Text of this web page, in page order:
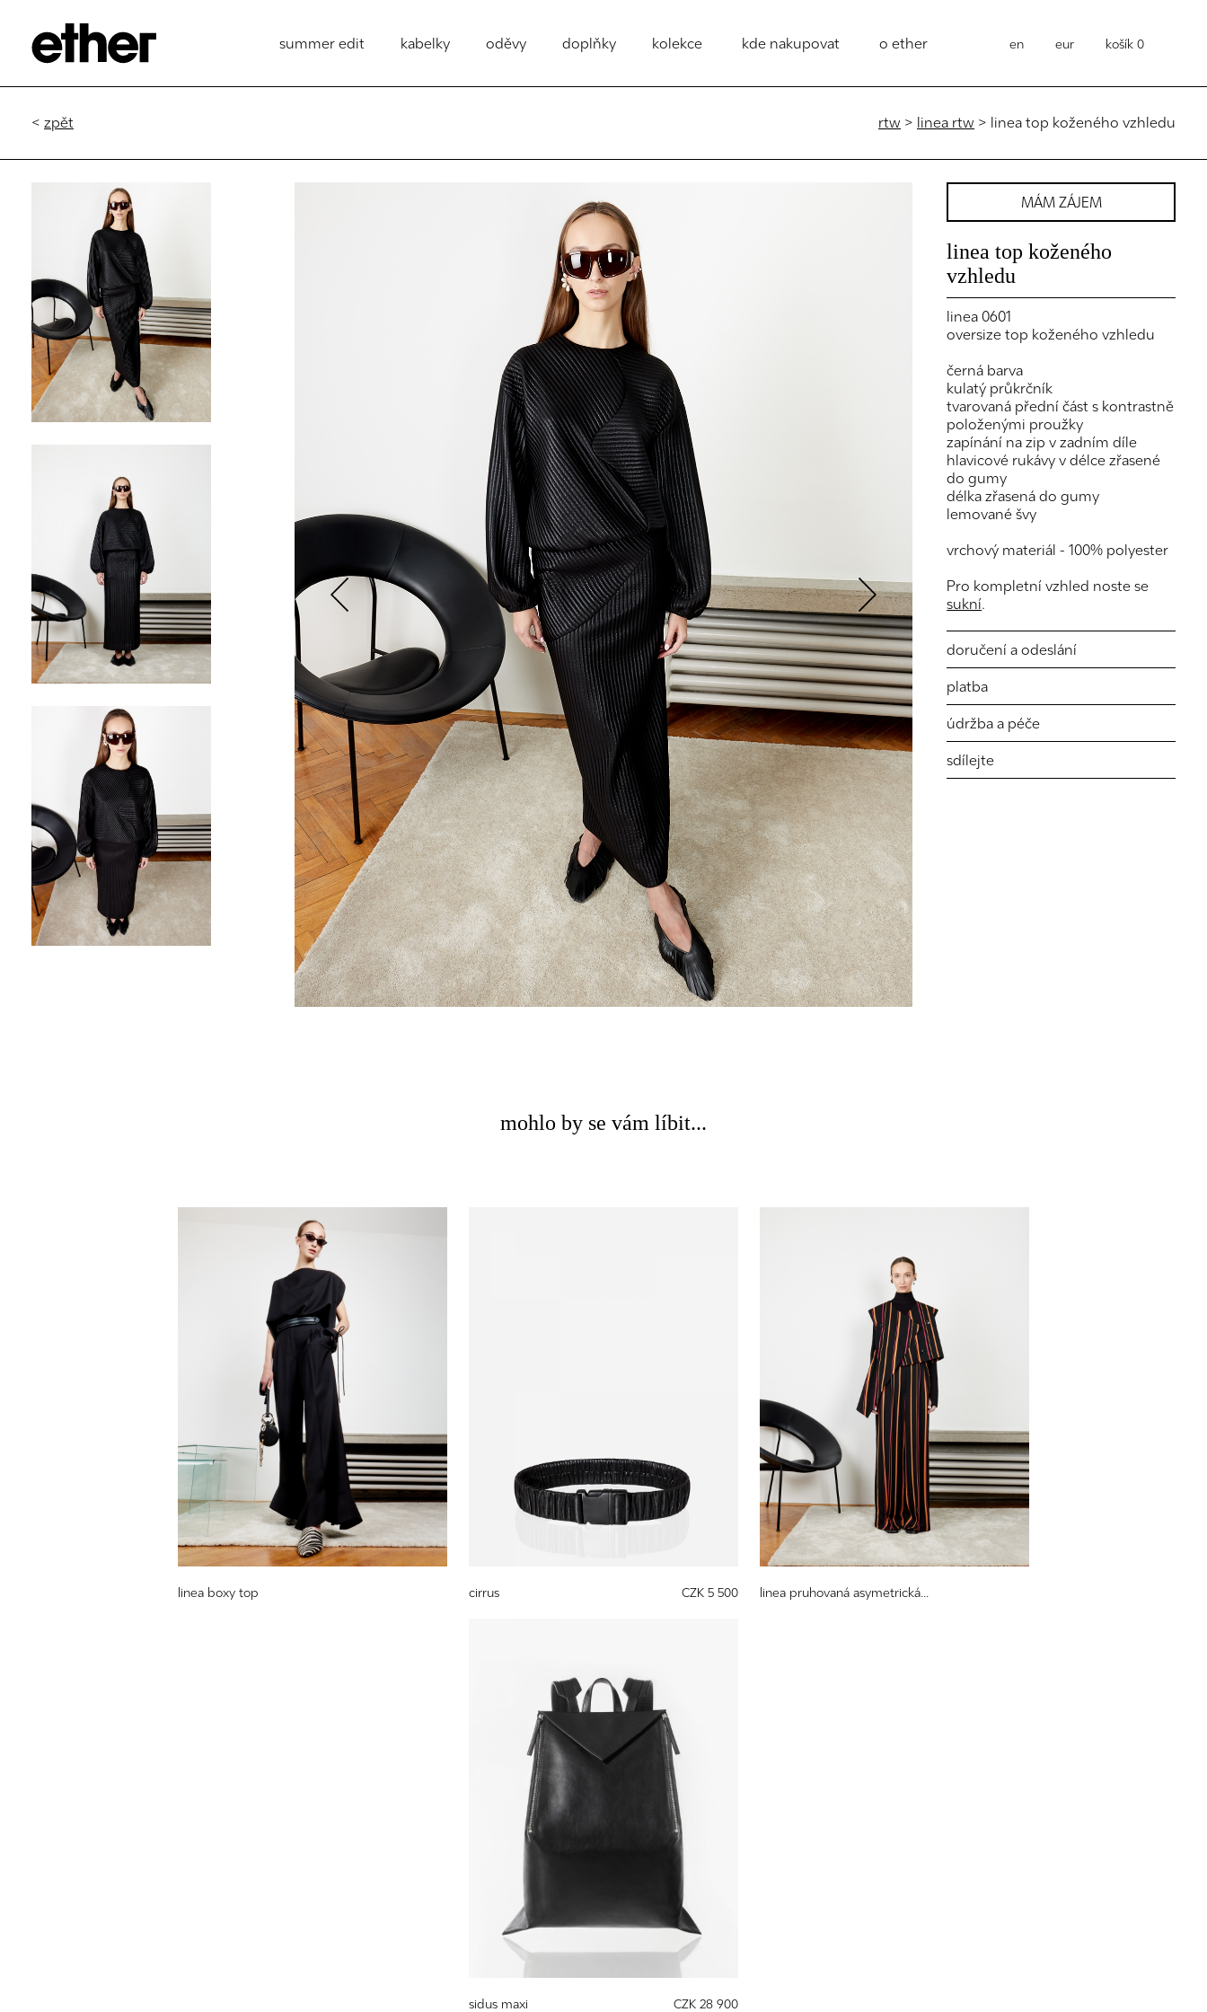
summer edit kabelky oděvy doplňky kolekce kde nakupovat o ether en eur košík 0
< zpět rtw > linea rtw > linea top koženého vzhledu
Previous
MÁM ZÁJEM
linea top koženého
vzhledu
linea 0601
oversize top koženého vzhledu
černá barva
kulatý průkrčník
tvarovaná přední část s kontrastně
položenými proužky
zapínání na zip v zadním díle
hlavicové rukávy v délce zřasené
do gumy
délka zřasená do gumy
lemované švy
vrchový materiál - 100% polyester
Pro kompletní vzhled noste se
sukní.
doručení a odeslání
platba
údržba a péče
sdílejte
mohlo by se vám líbit...
linea boxy top cirrus CZK 5 500 linea pruhovaná asymetrická...
sidus maxi CZK 28 900